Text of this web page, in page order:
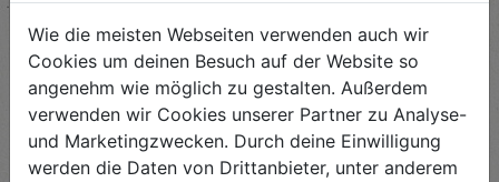
Wie die meisten Webseiten verwenden auch wir
Cookies um deinen Besuch auf der Website so
angenehm wie möglich zu gestalten. Außerdem
verwenden wir Cookies unserer Partner zu Analyse-
und Marketingzwecken. Durch deine Einwilligung
werden die Daten von Drittanbieter, unter anderem